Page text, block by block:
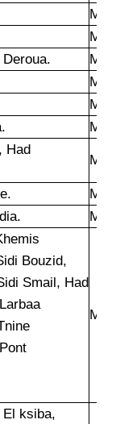
Had
Bouzid,
Smail, Had
El ksiba,